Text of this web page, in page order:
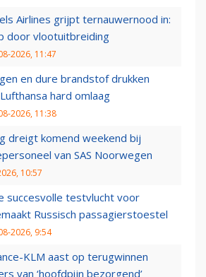
Airlines grijpt ternauwernood in:
door vlootuitbreiding
2026, 11:47
en dure brandstof drukken
hard omlaag
2026, 11:38
dreigt komend weekend bij
van SAS Noorwegen
10:57
succesvolle testvlucht voor
Russisch passagierstoestel
2026, 9:54
KLM aast op terugwinnen
van ‘hoofdpijn bezorgend’